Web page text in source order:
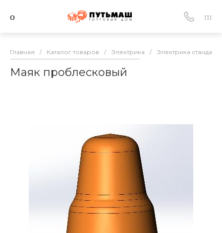
Главная / Каталог товаров / Электрика / Электрика
Маяк проблесковый